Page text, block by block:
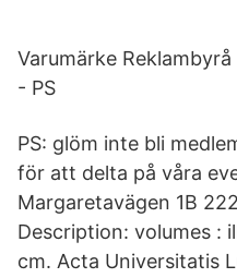
Varumärke
- PS
PS: glöm inte bli
för att delta på våra
Margaretavägen 1B
Description: volumes :
cm. Acta Universitatis